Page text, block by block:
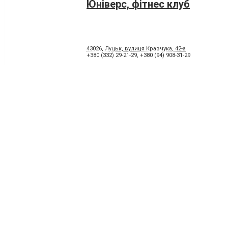
Юніверс, фітнес клуб
43026, Луцьк, вулиця Кравчука, 42-а
+380 (332) 29-21-29, +380 (94) 908-31-29